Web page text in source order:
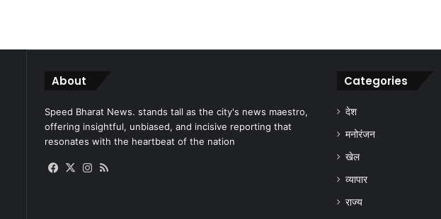
About
Speed Bharat News. stands tall as the city's news maestro,
offering insightful, unbiased, and incisive reporting that
resonates with the heartbeat of the nation
Facebook
X Instagram
Categories
देश
मनोरंजन
खेल
व्यापार
राज्य